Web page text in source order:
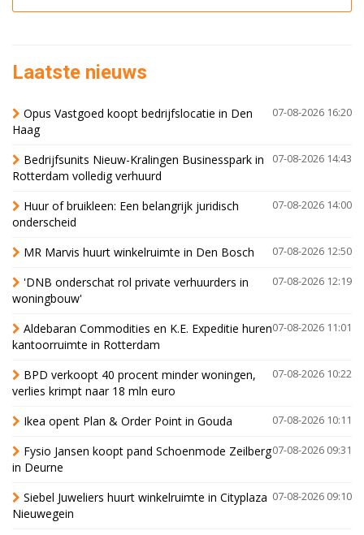
Laatste nieuws
07-08-2026 16:20
Opus Vastgoed koopt bedrijfslocatie in Den
Haag
07-08-2026 14:43
Bedrijfsunits Nieuw-Kralingen Businesspark in
Rotterdam volledig verhuurd
07-08-2026 14:00
Huur of bruikleen: Een belangrijk juridisch
onderscheid
07-08-2026 12:50
MR Marvis huurt winkelruimte in Den Bosch
07-08-2026 12:19
'DNB onderschat rol private verhuurders in
woningbouw'
07-08-2026 11:01
Aldebaran Commodities en K.E. Expeditie huren
kantoorruimte in Rotterdam
07-08-2026 10:22
BPD verkoopt 40 procent minder woningen,
verlies krimpt naar 18 mln euro
07-08-2026 10:11
Ikea opent Plan & Order Point in Gouda
07-08-2026 09:31
Fysio Jansen koopt pand Schoenmode Zeilberg
in Deurne
07-08-2026 09:10
Siebel Juweliers huurt winkelruimte in Cityplaza
Nieuwegein